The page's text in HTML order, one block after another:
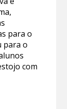
para o
para o
com